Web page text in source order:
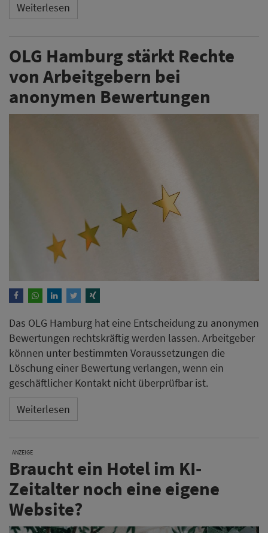
Weiterlesen
OLG Hamburg stärkt Rechte
von Arbeitgebern bei
anonymen Bewertungen
Das OLG Hamburg hat eine Entscheidung zu anonymen
Bewertungen rechtskräftig werden lassen. Arbeitgeber
können unter bestimmten Voraussetzungen die
Löschung einer Bewertung verlangen, wenn ein
geschäftlicher Kontakt nicht überprüfbar ist.
Weiterlesen
ANZEIGE
Braucht ein Hotel im KI-
Zeitalter noch eine eigene
Website?